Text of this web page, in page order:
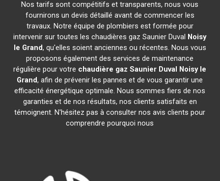
Nos tarifs sont compétitifs et transparents, nous vous
fournirons un devis détaillé avant de commencer les
travaux. Notre équipe de plombiers est formée pour
intervenir sur toutes les chaudières gaz Saunier Duval Noisy
le Grand, qu'elles soient anciennes ou récentes. Nous vous
proposons également des services de maintenance
régulière pour votre chaudière gaz Saunier Duval Noisy le
Grand, afin de prévenir les pannes et de vous garantir une
efficacité énergétique optimale. Nous sommes fiers de nos
garanties et de nos résultats, nos clients satisfaits en
témoignent. N'hésitez pas à consulter nos avis clients pour
comprendre pourquoi nous